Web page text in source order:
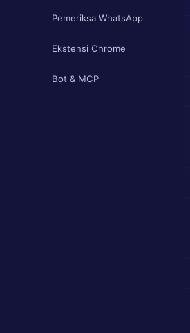
Pemeriksa WhatsApp
Ekstensi Chrome
Bot & MCP